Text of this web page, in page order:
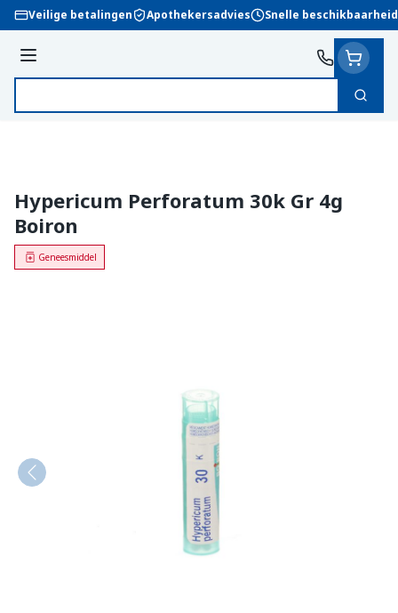
Ga naar de inhoud
Veilige betalingen Apothekersadvies Snelle beschikbaarheid
Menu
Zoek
Hypericum Perforatum 30k Gr 4g
Boiron
Geneesmiddel